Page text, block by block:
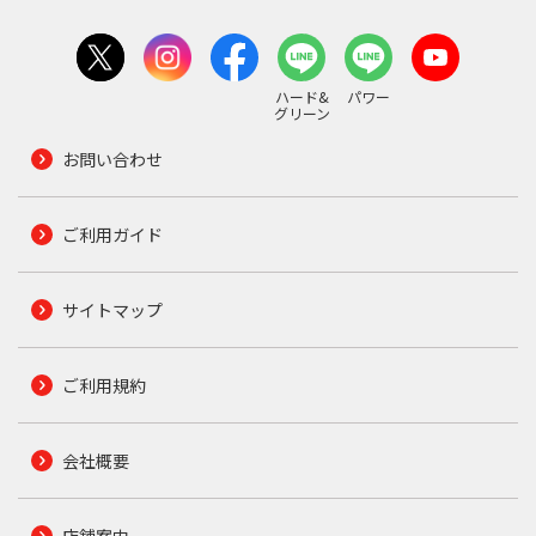
ハード&
グリーン
パワー
お問い合わせ
ご利用ガイド
サイトマップ
ご利用規約
会社概要